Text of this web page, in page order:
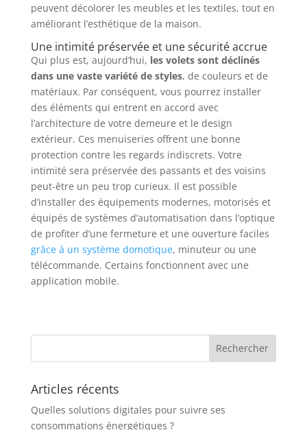
peuvent décolorer les meubles et les textiles, tout en
améliorant l’esthétique de la maison.
Une intimité préservée et une sécurité accrue
Qui plus est, aujourd’hui, les volets sont déclinés
dans une vaste variété de styles, de couleurs et de
matériaux. Par conséquent, vous pourrez installer
des éléments qui entrent en accord avec
l’architecture de votre demeure et le design
extérieur. Ces menuiseries offrent une bonne
protection contre les regards indiscrets. Votre
intimité sera préservée des passants et des voisins
peut-être un peu trop curieux. Il est possible
d’installer des équipements modernes, motorisés et
équipés de systèmes d’automatisation dans l’optique
de profiter d’une fermeture et une ouverture faciles
grâce à un système domotique, minuteur ou une
télécommande. Certains fonctionnent avec une
application mobile.
Articles récents
Quelles solutions digitales pour suivre ses
consommations énergétiques ?